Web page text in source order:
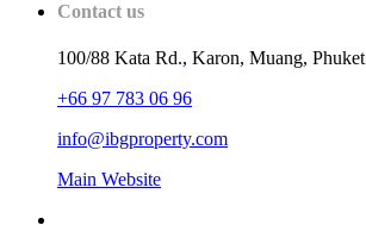
Contact us
100/88 Kata Rd., Karon, Muang, Phuket
+66 97 783 06 96
info@ibgproperty.com
Main Website